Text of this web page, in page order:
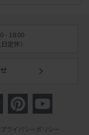
- 18:00
日定休）
プライバシーポリシー